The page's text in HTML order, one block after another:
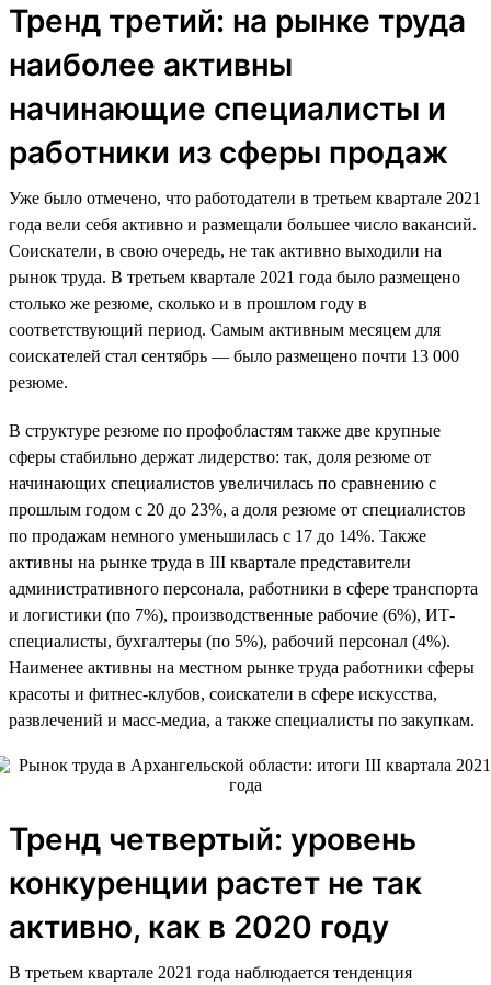
Тренд третий: на рынке труда
наиболее активны
начинающие специалисты и
работники из сферы продаж
Уже было отмечено, что работодатели в третьем квартале 2021
года вели себя активно и размещали большее число вакансий.
Соискатели, в свою очередь, не так активно выходили на
рынок труда. В третьем квартале 2021 года было размещено
столько же резюме, сколько и в прошлом году в
соответствующий период. Самым активным месяцем для
соискателей стал сентябрь — было размещено почти 13 000
резюме.
В структуре резюме по профобластям также две крупные
сферы стабильно держат лидерство: так, доля резюме от
начинающих специалистов увеличилась по сравнению с
прошлым годом c 20 до 23%, а доля резюме от специалистов
по продажам немного уменьшилась с 17 до 14%. Также
активны на рынке труда в III квартале представители
административного персонала, работники в сфере транспорта
и логистики (по 7%), производственные рабочие (6%), ИТ-
специалисты, бухгалтеры (по 5%), рабочий персонал (4%).
Наименее активны на местном рынке труда работники сферы
красоты и фитнес-клубов, соискатели в сфере искусства,
развлечений и масс-медиа, а также специалисты по закупкам.
Тренд четвертый: уровень
конкуренции растет не так
активно, как в 2020 году
В третьем квартале 2021 года наблюдается тенденция